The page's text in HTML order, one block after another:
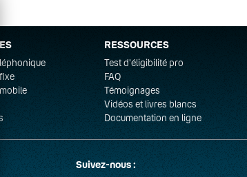
à un forfait Pro 60 Go avec mobile. Engagement
supérieur ou égal à C.
à 11,90€ pour toute souscription à une offre Box Pro
RESSOURCES
Test d'éligibilité pro
FAQ
Témoignages
Vidéos et livres blancs
Documentation en ligne
Suivez-nous :